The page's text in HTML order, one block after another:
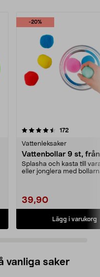
-20%
172
Vattenleksaker
Vattenbollar 9 st,
Splasha och kasta till
eller jonglera med
39,90
Lägg i varukorg
3.5 av 5 stjärnor
vanliga saker